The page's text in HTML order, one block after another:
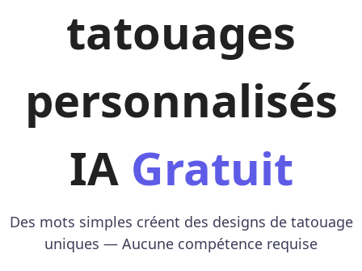
tatouages
personnalisés
IA Gratuit
Des mots simples créent des designs de tatouage
uniques — Aucune compétence requise